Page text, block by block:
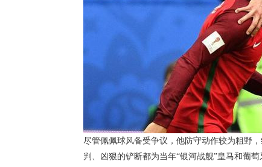
尽管佩佩球风备受争议，他防守动作较为粗野
判、凶狠的铲断都为当年“银河战舰”皇马和葡